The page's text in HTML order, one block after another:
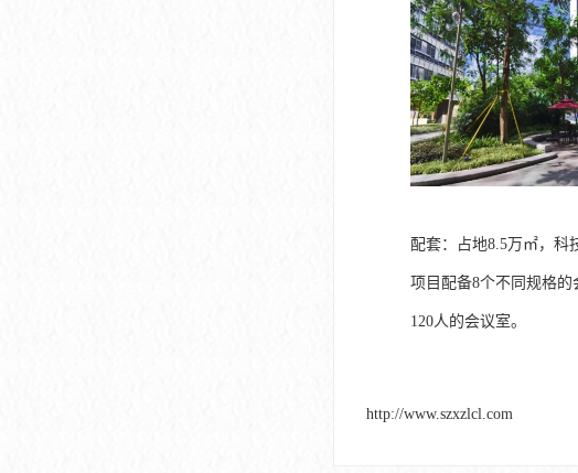
配套：占地8.5万㎡，科
项目配备8个不同规格的
120人的会议室。
http://www.szxzlcl.com